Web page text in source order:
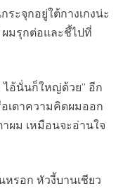
ะจุกอยู่ใต้กางเกงน่ะ
มรุกต่อและชี้ไปที่
ไอ้นั่นก็ใหญ่ด้วย” อีก
เดาความคิดผมออก
ผม เหมือนจะอ่านใจ
รอก หัวงี้บานเชียว